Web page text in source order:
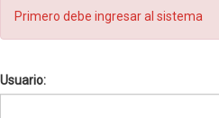
Primero debe ingresar al sistema
Usuario: